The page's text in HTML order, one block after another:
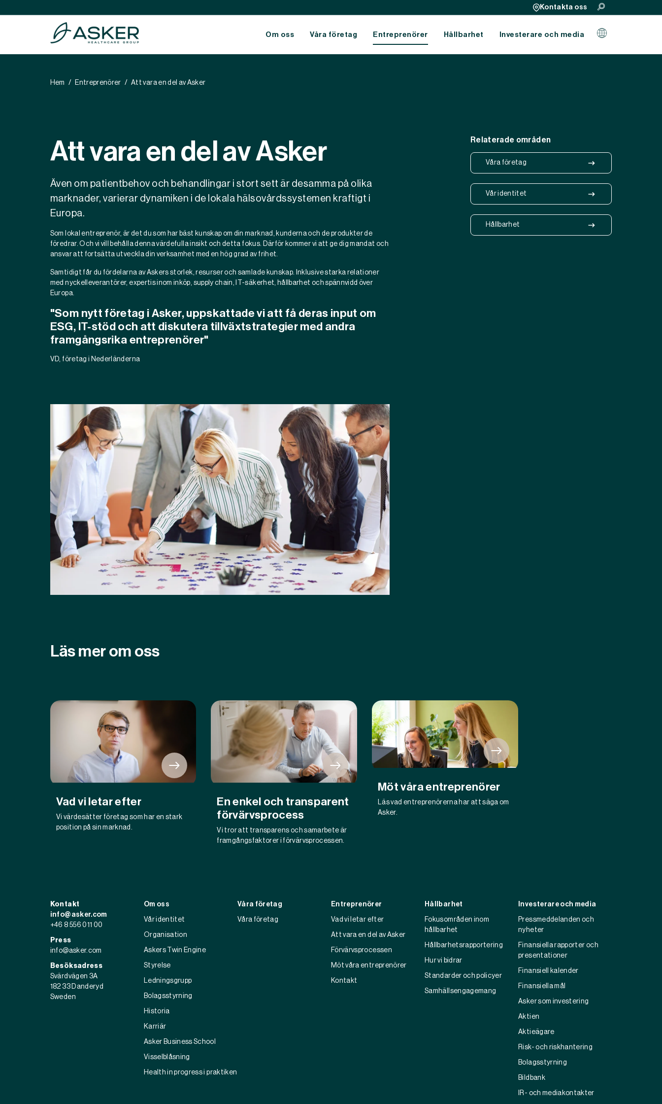
Kontakta oss
Om oss Våra företag Entreprenörer Hållbarhet Investerare och media
Hem Entreprenörer Att vara en del av Asker
Att vara en del av Asker
Även om patientbehov och behandlingar i stort sett är desamma på olika
marknader, varierar dynamiken i de lokala hälsovårdssystemen kraftigt i
Europa.
Som lokal entreprenör, är det du som har bäst kunskap om din marknad, kunderna och de produkter de
föredrar. Och vi vill behålla denna värdefulla insikt och detta fokus. Därför kommer vi att ge dig mandat och
ansvar att fortsätta utveckla din verksamhet med en hög grad av frihet.
Samtidigt får du fördelarna av Askers storlek, resurser och samlade kunskap. Inklusive starka relationer
med nyckelleverantörer, expertis inom inköp, supply chain, IT-säkerhet, hållbarhet och spännvidd över
Europa.
"Som nytt företag i Asker, uppskattade vi att få deras input om
ESG, IT-stöd och att diskutera tillväxtstrategier med andra
framgångsrika entreprenörer"
VD, företag i Nederländerna
Relaterade områden
Våra företag
Vår identitet
Hållbarhet
Läs mer om oss
Vad vi letar efter
Vi värdesätter företag som har en stark
position på sin marknad.
En enkel och transparent
förvärvsprocess
Vi tror att transparens och samarbete är
framgångsfaktorer i förvärvsprocessen.
Möt våra entreprenörer
Läs vad entreprenörerna har att säga om
Asker.
Kontakt
info@asker.com
+46 8 556 011 00
Press
info@asker.com
Besöksadress
Svärdvägen 3A
182 33 Danderyd
Sweden
Om oss
Vår identitet
Organisation
Askers Twin Engine
Styrelse
Ledningsgrupp
Bolagsstyrning
Historia
Karriär
Asker Business School
Visselblåsning
Health in progress i praktiken
Våra företag
Våra företag
Entreprenörer
Vad vi letar efter
Att vara en del av Asker
Förvärvsprocessen
Möt våra entreprenörer
Kontakt
Hållbarhet
Fokusområden inom
hållbarhet
Hållbarhetsrapportering
Hur vi bidrar
Standarder och policyer
Samhällsengagemang
Investerare och media
Pressmeddelanden och
nyheter
Finansiella rapporter och
presentationer
Finansiell kalender
Finansiella mål
Asker som investering
Aktien
Aktieägare
Risk- och riskhantering
Bolagsstyrning
Bildbank
IR- och mediakontakter